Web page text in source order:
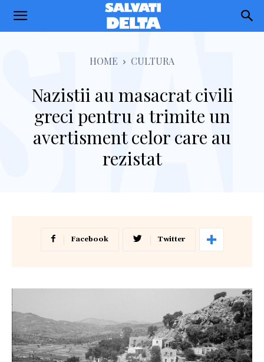
Salvati
HOME CULTURA
Nazistii au masacrat civili
greci pentru a trimite un
avertisment celor care au
rezistat
Facebook Twitter